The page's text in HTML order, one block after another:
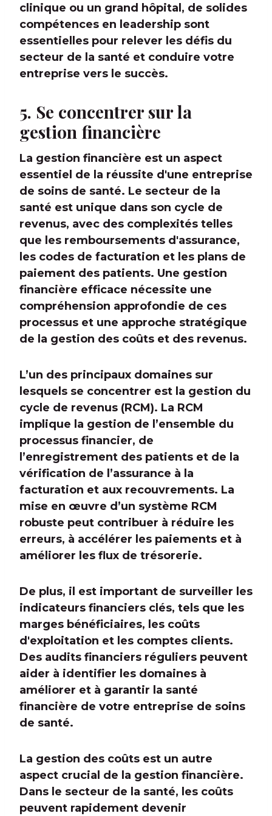
clinique ou un grand hôpital, de solides
compétences en leadership sont
essentielles pour relever les défis du
secteur de la santé et conduire votre
entreprise vers le succès.
5. Se concentrer sur la
gestion financière
La gestion financière est un aspect
essentiel de la réussite d'une entreprise
de soins de santé. Le secteur de la
santé est unique dans son cycle de
revenus, avec des complexités telles
que les remboursements d'assurance,
les codes de facturation et les plans de
paiement des patients. Une gestion
financière efficace nécessite une
compréhension approfondie de ces
processus et une approche stratégique
de la gestion des coûts et des revenus.
L’un des principaux domaines sur
lesquels se concentrer est la gestion du
cycle de revenus (RCM). La RCM
implique la gestion de l’ensemble du
processus financier, de
l’enregistrement des patients et de la
vérification de l’assurance à la
facturation et aux recouvrements. La
mise en œuvre d’un système RCM
robuste peut contribuer à réduire les
erreurs, à accélérer les paiements et à
améliorer les flux de trésorerie.
De plus, il est important de surveiller les
indicateurs financiers clés, tels que les
marges bénéficiaires, les coûts
d'exploitation et les comptes clients.
Des audits financiers réguliers peuvent
aider à identifier les domaines à
améliorer et à garantir la santé
financière de votre entreprise de soins
de santé.
La gestion des coûts est un autre
aspect crucial de la gestion financière.
Dans le secteur de la santé, les coûts
peuvent rapidement devenir